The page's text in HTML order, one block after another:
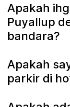
Apakah
Puyallup
bandara?
Apakah
parkir di